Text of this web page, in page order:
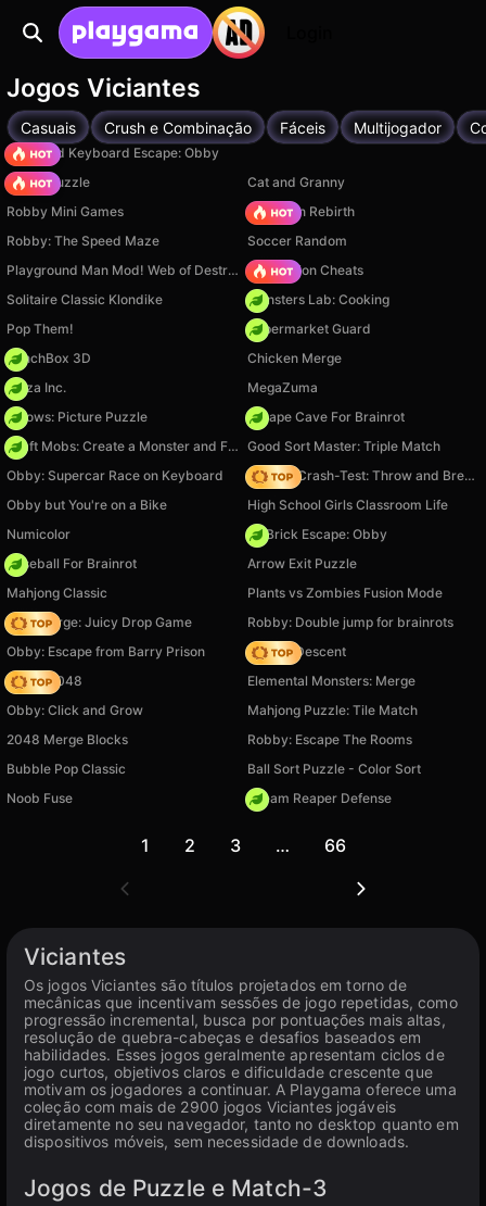
Jogos Viciantes
Casuais Crush e Combinação Fáceis Multijogador
+1 Speed Keyboard Escape: Obby
Arrow Puzzle
Cat and Granny
Robby Mini Games
Stickman Rebirth
Robby: The Speed Maze
Soccer Random
Playground Man Mod! Web of Destruction! PVZ Fusion Cheats
Solitaire Classic Klondike
Monsters Lab: Cooking
Pop Them!
Supermarket Guard
PunchBox 3D
Chicken Merge
Pizza Inc.
MegaZuma
Arrows: Picture Puzzle
Escape Cave For Brainrot
Craft Mobs: Create a Monster and Fight! Good Sort Master: Triple Match
Obby: Supercar Race on Keyboard
Ragdoll Crash-Test: Throw and Break!
Obby but You're on a Bike
High School Girls Classroom Life
Numicolor
+1 Brick Escape: Obby
Baseball For Brainrot
Arrow Exit Puzzle
Mahjong Classic
Plants vs Zombies Fusion Mode
Fruit Merge: Juicy Drop Game
Robby: Double jump for brainrots
Obby: Escape from Barry Prison
Deadly Descent
Snake 2048
Elemental Monsters: Merge
Obby: Click and Grow
Mahjong Puzzle: Tile Match
2048 Merge Blocks
Robby: Escape The Rooms
Bubble Pop Classic
Ball Sort Puzzle - Color Sort
Noob Fuse
Dream Reaper Defense
1 2 3 … 66
Viciantes
Os jogos Viciantes são títulos projetados em torno de
mecânicas que incentivam sessões de jogo repetidas, como
progressão incremental, busca por pontuações mais altas,
resolução de quebra-cabeças e desafios baseados em
habilidades. Esses jogos geralmente apresentam ciclos de
jogo curtos, objetivos claros e dificuldade crescente que
motivam os jogadores a continuar. A Playgama oferece uma
coleção com mais de 2900 jogos Viciantes jogáveis
diretamente no seu navegador, tanto no desktop quanto em
dispositivos móveis, sem necessidade de downloads.
Jogos de Puzzle e Match-3